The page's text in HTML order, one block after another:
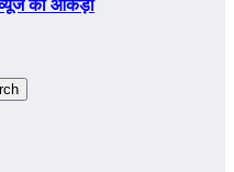
व्यूज का आंकड़ा